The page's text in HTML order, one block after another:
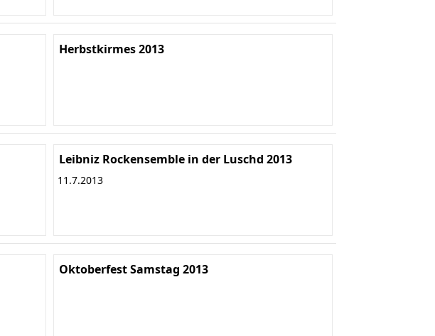
Herbstkirmes 2013
Leibniz Rockensemble in der Luschd 2013
11.7.2013
Oktoberfest Samstag 2013